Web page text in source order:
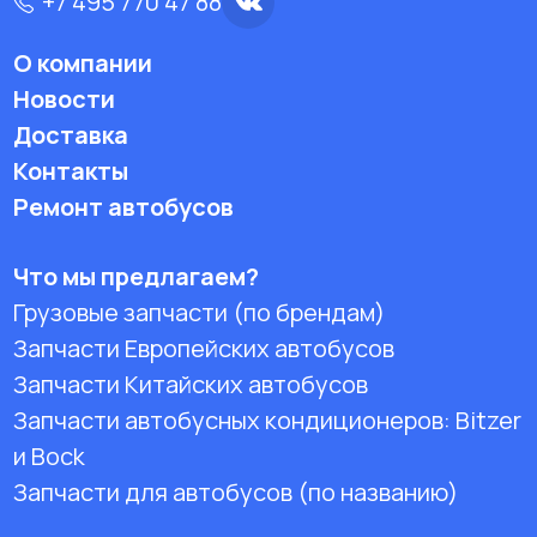
О компании
Новости
Доставка
Контакты
Ремонт автобусов
Что мы предлагаем?
Грузовые запчасти (по брендам)
Запчасти Европейских автобусов
Запчасти Китайских автобусов
Запчасти автобусных кондиционеров: Bitzer
и Bock
Запчасти для автобусов (по названию)